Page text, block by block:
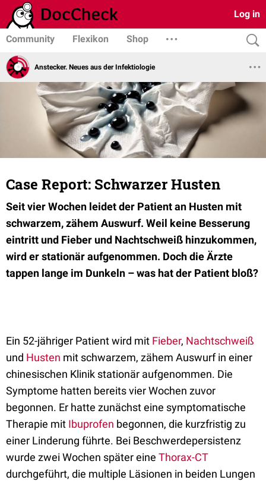
Log in
Community Flexikon Shop
Anstecker. Neues aus der Infektiologie
Case Report: Schwarzer Husten
Seit vier Wochen leidet der Patient an Husten mit
schwarzem, zähem Auswurf. Weil keine Besserung
eintritt und Fieber und Nachtschweiß hinzukommen,
wird er stationär aufgenommen. Doch die Ärzte
tappen lange im Dunkeln – was hat der Patient bloß?
Ein 52-jähriger Patient wird mit Fieber, Nachtschweiß
und Husten mit schwarzem, zähem Auswurf in einer
chinesischen Klinik stationär aufgenommen. Die
Symptome hatten bereits vier Wochen zuvor
begonnen. Er hatte zunächst eine symptomatische
Therapie mit Ibuprofen begonnen, die kurzfristig zu
einer Linderung führte. Bei Beschwerdepersistenz
wurde zwei Wochen später eine Thorax-CT
durchgeführt, die multiple Läsionen in beiden Lungen